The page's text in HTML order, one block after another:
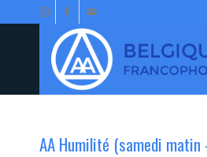
AA Humilité (samedi